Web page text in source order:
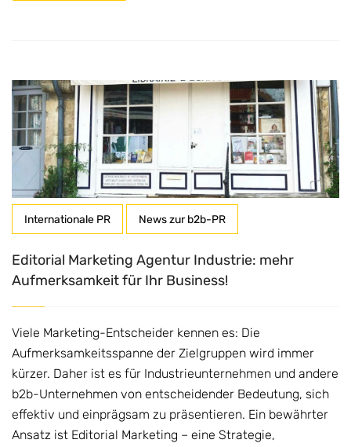
Internationale PR News zur b2b-PR
Editorial Marketing Agentur Industrie: mehr
Aufmerksamkeit für Ihr Business!
Viele Marketing-Entscheider kennen es: Die
Aufmerksamkeitsspanne der Zielgruppen wird immer
kürzer. Daher ist es für Industrieunternehmen und andere
b2b-Unternehmen von entscheidender Bedeutung, sich
effektiv und einprägsam zu präsentieren. Ein bewährter
Ansatz ist Editorial Marketing – eine Strategie,